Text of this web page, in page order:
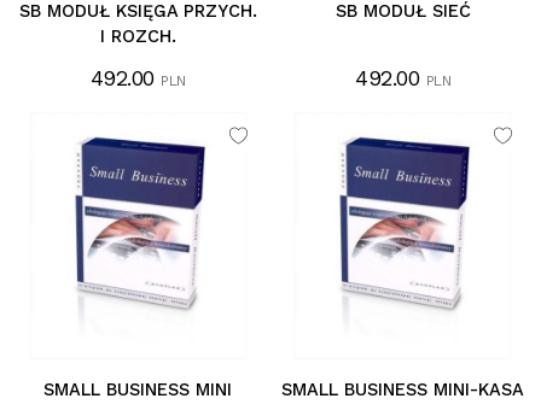
SB MODUŁ KSIĘGA PRZYCH.
I ROZCH.
492.00 PLN
SB MODUŁ SIEĆ
492.00 PLN
SMALL BUSINESS MINI SMALL BUSINESS MINI-KASA